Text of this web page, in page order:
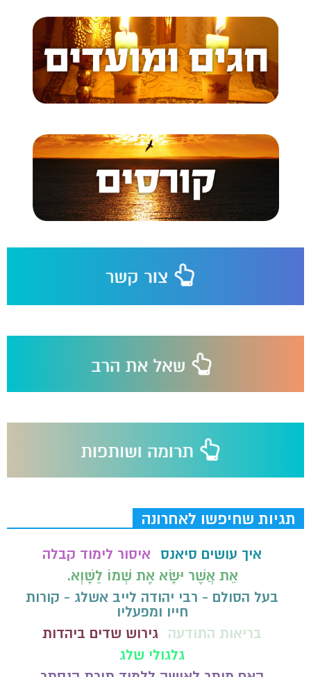
תגיות שחיפשו לאחרונה
איך עושים סיאנס
איסור לימוד קבלה
אֵת אֲשֶׁר יִשָּׂא אֶת שְׁמוֹ לַשָּׁוְא.
בעל הסולם - רבי יהודה לייב אשלג - קורות
חייו ומפעליו
בריאות התודעה גירוש שדים ביהדות
גלגולי שלג